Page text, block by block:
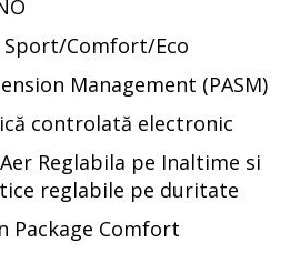
Sport/Comfort/Eco
Management (PASM)
controlată electronic
Reglabila pe Inaltime si
reglabile pe duritate
Package Comfort